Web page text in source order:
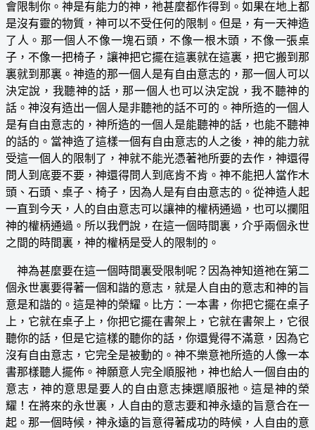
會限制你。神是有能力的神，祂甚麼都作得到。如果在地上都
是沒有靈的物質，神可以不受任何的限制。但是，有一天神造
了人。那一個人不像一塊石頭，不像一根木頭，不像一張桌
子，不像一把椅子，讓神把它擺在這裏就在這裏，把它搬到那
裏就到那裏。神造的那一個人是有自由意志的，那一個人可以
決定說，我聽神的話，那一個人也可以決定說，我不聽神的
話。神沒有造出一個人是非聽祂的話不可的。神所造的一個人
是有自由意志的，神所造的一個人是能聽神的話，也能不聽神
的話的。當神造了這樣一個有自由意志的人之後，神的能力就
受這一個人的限制了，神就不能光憑著祂所要的去作，神還得
問人到底要不要，神還得問人到底肯不肯。神不能把人當作木
頭、石頭、桌子、椅子，因為人是有自由意志的。從神造人起
一直到今天，人的自由意志可以讓神的權柄通過，也可以攔阻
神的權柄通過。所以我們說，在這一個時間裏，介乎兩個永世
之間的時間裏，神的權柄是受人的限制的。
神為甚麼要在這一個時間裏受限制呢？因為神知道祂在第二
個永世裏要得著一個和諧的意志，就是人自由的意志和神的旨
意是和諧的。這是神的榮耀。比方：一本書，你把它擺在桌子
上，它就在桌子上，你把它擺在書架上，它就在書架上，它很
聽你的話，但是它這樣的聽你的話，你還覺得不滿意，因為它
沒有自由意志，它完全是被動的。神不樂意祂所造的人像一本
書那樣聽人擺佈。神願意人完全順服祂，神也給人一個自由的
意志，神的意思是要人的自由意志揀選順服祂。這是神的榮
耀！在將來的永世裏，人自由的意志要和神永遠的旨意合在一
起。那一個時候，神永遠的旨意得著成功的時候，人自由的意